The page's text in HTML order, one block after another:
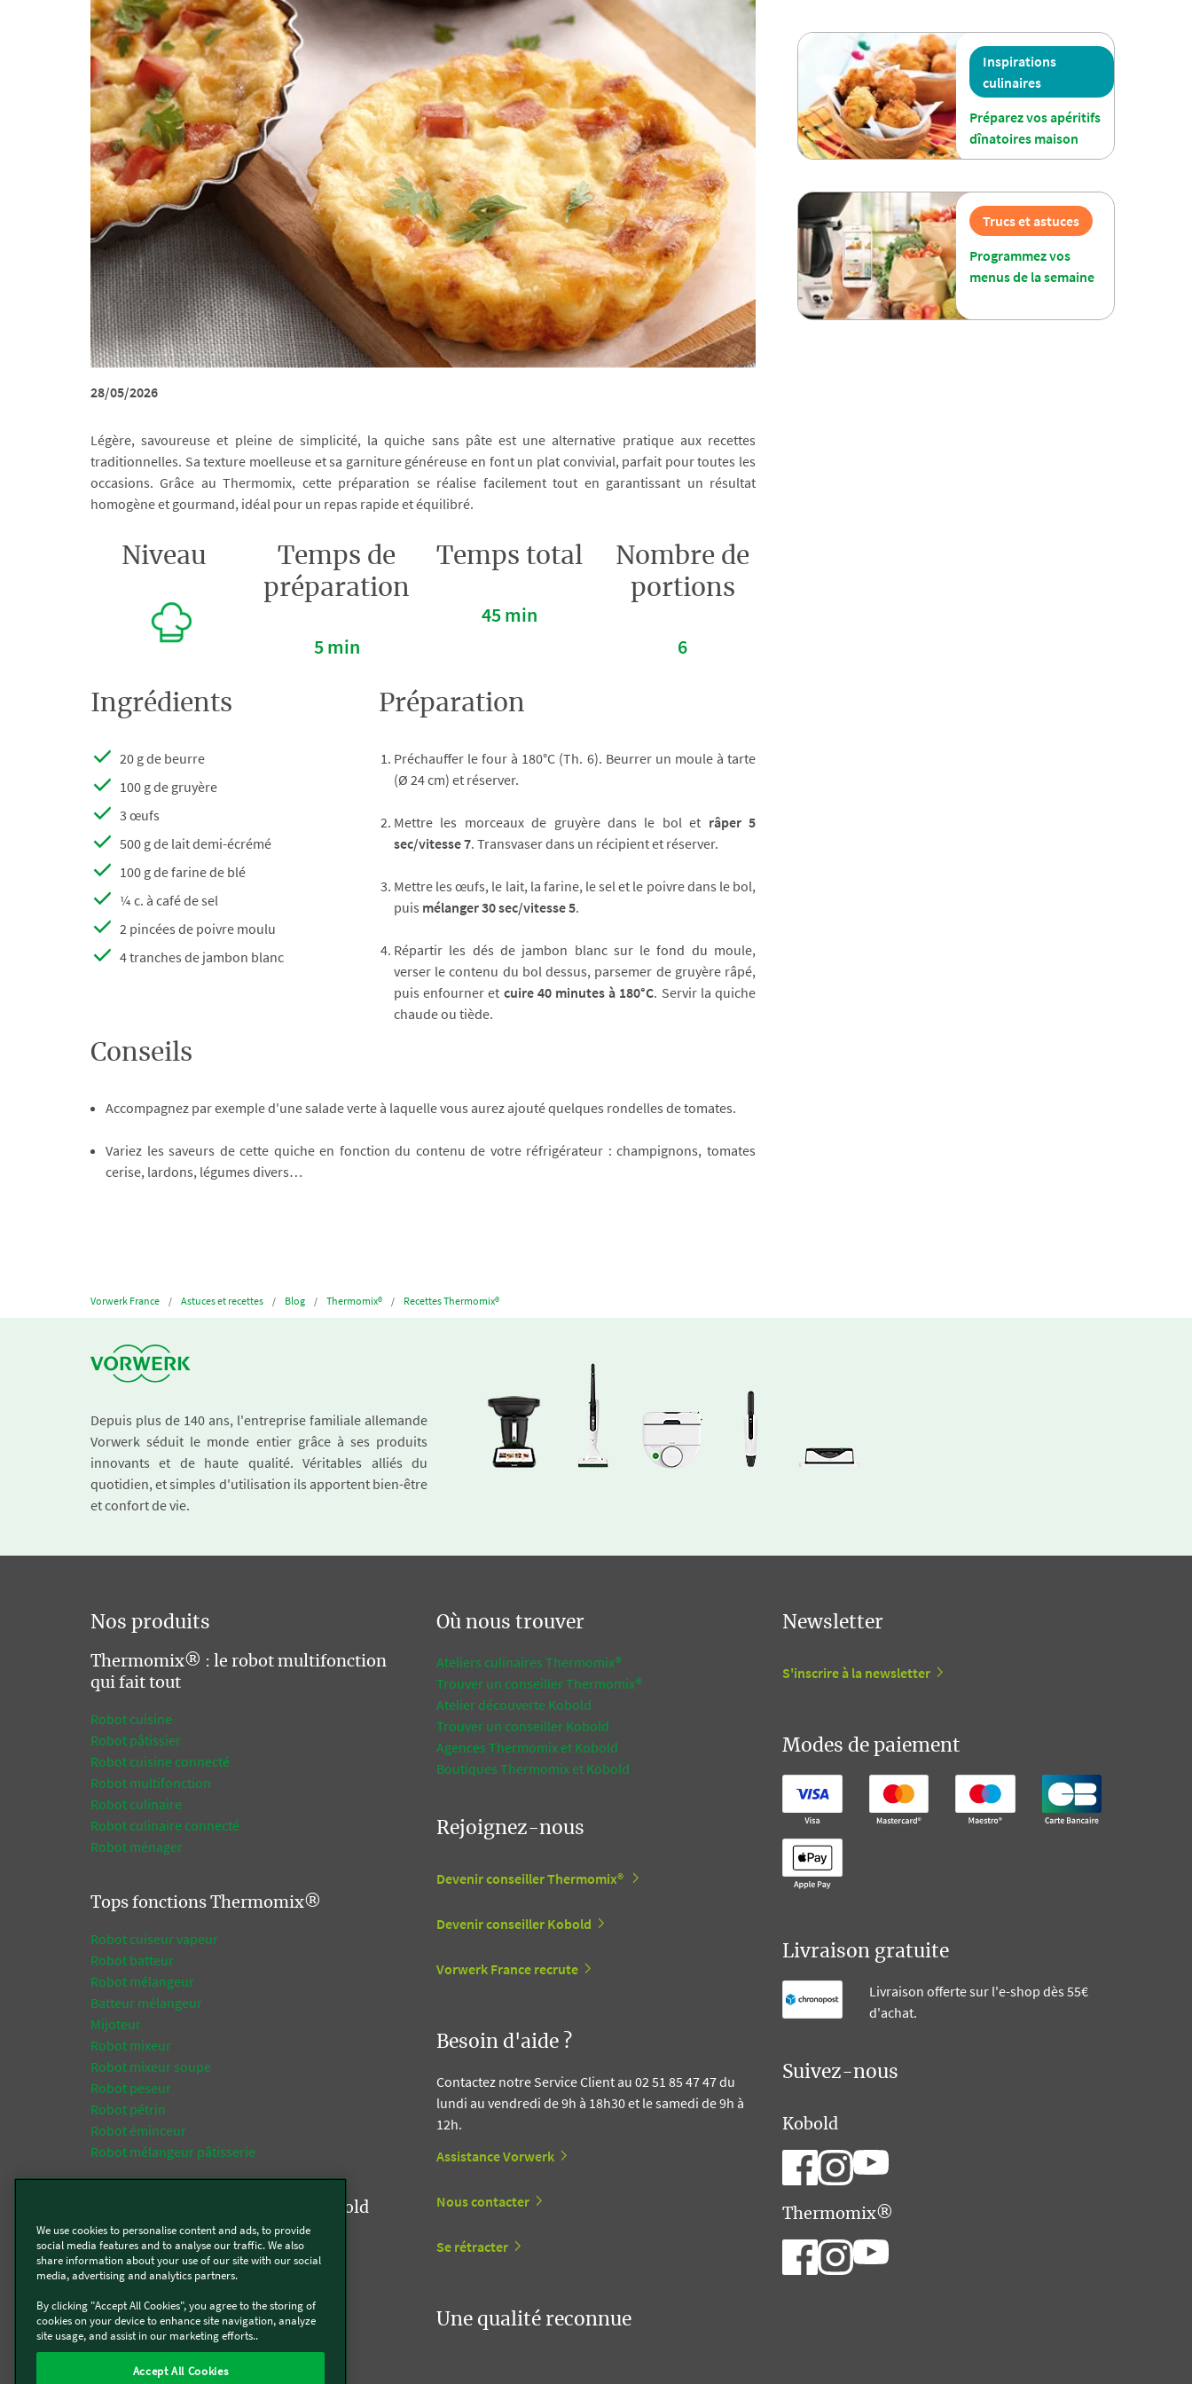
28/05/2026
Légère, savoureuse et pleine de simplicité, la quiche sans pâte est une alternative pratique aux recettes
traditionnelles. Sa texture moelleuse et sa garniture généreuse en font un plat convivial, parfait pour toutes les
occasions. Grâce au Thermomix, cette préparation se réalise facilement tout en garantissant un résultat
homogène et gourmand, idéal pour un repas rapide et équilibré.
Niveau
Temps de
préparation
5 min
Temps total
45 min
Nombre de
portions
6
Ingrédients
20 g de beurre
100 g de gruyère
3 œufs
500 g de lait demi-écrémé
100 g de farine de blé
¼ c. à café de sel
2 pincées de poivre moulu
4 tranches de jambon blanc
Préparation
Préchauffer le four à 180°C (Th. 6). Beurrer un moule à tarte
(Ø 24 cm) et réserver.
Mettre les morceaux de gruyère dans le bol et râper 5
sec/vitesse 7. Transvaser dans un récipient et réserver.
Mettre les œufs, le lait, la farine, le sel et le poivre dans le bol,
puis mélanger 30 sec/vitesse 5.
Répartir les dés de jambon blanc sur le fond du moule,
verser le contenu du bol dessus, parsemer de gruyère râpé,
puis enfourner et cuire 40 minutes à 180°C. Servir la quiche
chaude ou tiède.
Conseils
Accompagnez par exemple d'une salade verte à laquelle vous aurez ajouté quelques rondelles de tomates.
Variez les saveurs de cette quiche en fonction du contenu de votre réfrigérateur : champignons, tomates
cerise, lardons, légumes divers…
Inspirations
culinaires
Préparez vos apéritifs
dînatoires maison
Trucs et astuces
Programmez vos
menus de la semaine
Vorwerk France Astuces et recettes Blog Thermomix® Recettes Thermomix®
Depuis plus de 140 ans, l'entreprise familiale allemande
Vorwerk séduit le monde entier grâce à ses produits
innovants et de haute qualité. Véritables alliés du
quotidien, et simples d'utilisation ils apportent bien-être
et confort de vie.
Nos produits
Thermomix® : le robot multifonction
qui fait tout
Robot cuisine
Robot pâtissier
Robot cuisine connecté
Robot multifonction
Robot culinaire
Robot culinaire connecté
Robot ménager
Tops fonctions Thermomix®
Robot cuiseur vapeur
Robot batteur
Robot mélangeur
Batteur mélangeur
Mijoteur
Robot mixeur
Robot mixeur soupe
Robot peseur
Robot pétrin
Robot éminceur
Robot mélangeur pâtisserie
Tops fonctions de la gamme Kobold
Aspirateur
Aspirateur multifonction
Aspirateur laveur
Aspirateur textile
Aspirateur silencieux
Aspirateur robot
Aspirateur robot programmable
Où nous trouver
Ateliers culinaires Thermomix®
Trouver un conseiller Thermomix®
Atelier découverte Kobold
Trouver un conseiller Kobold
Agences Thermomix et Kobold
Boutiques Thermomix et Kobold
Rejoignez-nous
Devenir conseiller Thermomix®
Devenir conseiller Kobold
Vorwerk France recrute
Besoin d'aide ?
Contactez notre Service Client au 02 51 85 47 47 du
lundi au vendredi de 9h à 18h30 et le samedi de 9h à
12h.
Assistance Vorwerk
Nous contacter
Se rétracter
Une qualité reconnue
Newsletter
S'inscrire à la newsletter
Modes de paiement
Livraison gratuite
Livraison offerte sur l'e-shop dès 55€
d'achat.
Suivez-nous
Kobold
Thermomix®
We use cookies to personalise content and ads, to provide
social media features and to analyse our traffic. We also
share information about your use of our site with our social
media, advertising and analytics partners.
By clicking "Accept All Cookies", you agree to the storing of
cookies on your device to enhance site navigation, analyze
site usage, and assist in our marketing efforts..
Accept All Cookies